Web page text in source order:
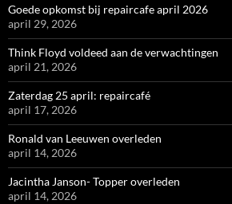
Goede opkomst bij repaircafe april 2026
april 29, 2026
Think Floyd voldeed aan de verwachtingen
april 21, 2026
Zaterdag 25 april: repaircafé
april 17, 2026
Ronald van Leeuwen overleden
april 14, 2026
Jacintha Janson- Topper overleden
april 14, 2026